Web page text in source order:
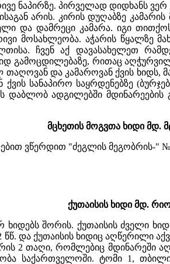
ნაპირზე. პირველად დიდხანს ვერ
არის. კირის დუღაბზე
და დამრეცი კამარა. იგი
მოსახლეობა. აჭარის წყალზე
ჩვენ აქ დავასახელეთ
გამოცდილებაზე, რითაც
და კამაროვან ქვის ხიდს,
ქვის სანაპირო საყრდენებზე
დაბლობ ადგილებში
მცხეთის მოგვთა ხიდი მდ.
ვწერდით "ძეგლის მეგობრის-"
ქუთაისის ხიდი მდ.
ხიდებს შორის. ქუთაისის ძველი
და ქუთაისის ხიდიც აღწერილი
2 თაღი, რომლებიც მდინარეში
საქართველოში. ტომი 1,